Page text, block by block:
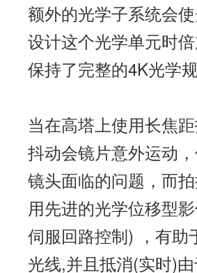
额外的光学子系统会
设计这个光学单元时
保持了完整的4K光学规
当在高塔上使用长焦
抖动会镜片意外运动
镜头面临的问题，而
用先进的光学位移型
伺服回路控制) ，有助
光线,并且抵消(实时)